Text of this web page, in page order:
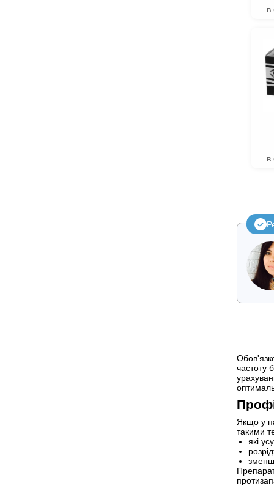
в
в
частоту
Якщо у
такими
які